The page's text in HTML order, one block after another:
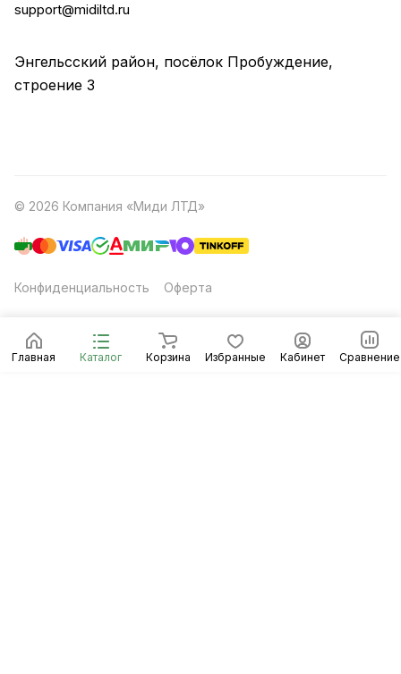
Главная Каталог Корзина Избранные Кабинет Сравнение
support@midiltd.ru
Энгельсский район, посёлок Пробуждение,
строение 3
© 2026 Компания «Миди ЛТД»
Конфиденциальность Оферта